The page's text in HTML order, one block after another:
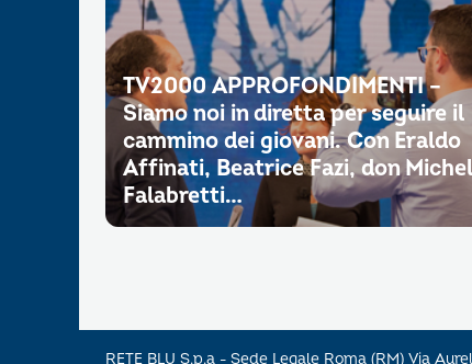
TV2000 APPROFONDIMENTI –
Siamo noi in diretta per seguire il
cammino dei giovani. Con Eraldo
Affinati, Beatrice Fazi, don
Falabretti…
RETE BLU S.p.a - Sede Legale Roma (RM) Via